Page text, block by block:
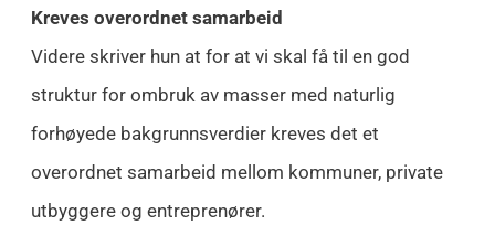
Kreves overordnet samarbeid
Videre skriver hun at for at vi skal få til en god
struktur for ombruk av masser med naturlig
forhøyede bakgrunnsverdier kreves det et
overordnet samarbeid mellom kommuner, private
utbyggere og entreprenører.